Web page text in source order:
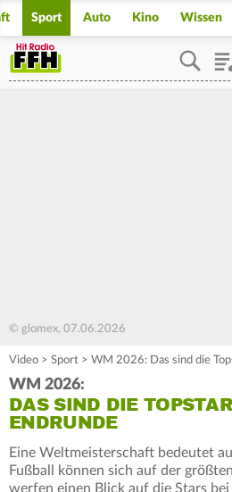
Sport Auto Kino Wissen
© glomex, 07.06.2026
Video > Sport > WM 2026: Das sind die
WM 2026:
DAS SIND DIE
ENDRUNDE
Eine Weltmeisterschaft bedeutet
Fußball können sich auf der
werfen einen Blick auf die Stars